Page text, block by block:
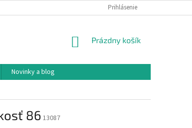
AKO NAKUPOVAŤ
Prihlásenie
NÁKUPNÝ
Prázdny košík
Novinky a blog
86 13087